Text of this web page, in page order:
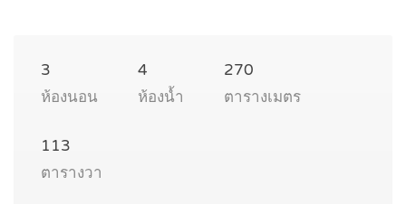
3
ห้องนอน
4
ห้องน้ำ
270
ตารางเมตร
113
ตารางวา